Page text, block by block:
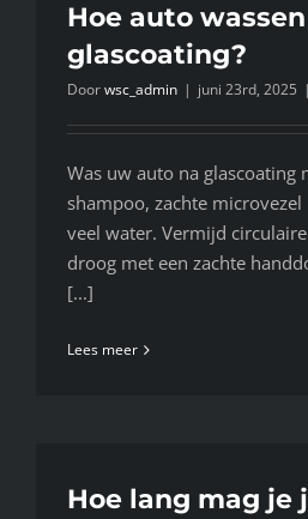
Hoe auto
glascoating?
Doorwsc_admin | juni 23rd, 2025 |
Was uw auto na glascoating
shampoo, zachte
veel water. Vermijd
droog met een zachte
[...]
Lees meer
Hoe lang mag je